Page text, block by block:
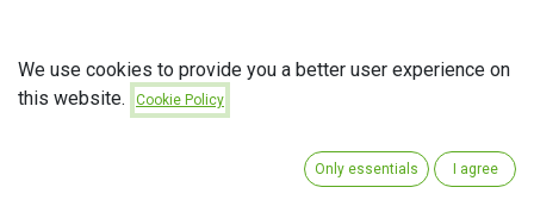
✅Izvođenje instalacija sprinkler sistema
✅Izvođenje instalacija vodovoda i kanalizacije
We use cookies to provide you a better user experience on
this website.
Cookie Policy
Only essentials I agree